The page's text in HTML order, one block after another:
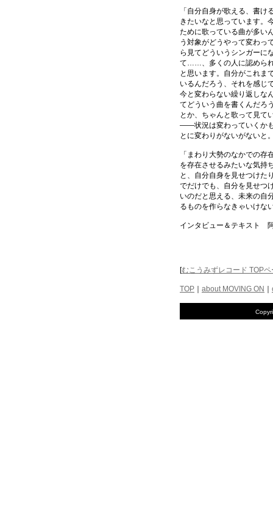
「自分自身が歌える、書
きたいなと思っています。
ために歌っている曲が多い
う対象がどうやって変わっ
ら見てどういうシンガーに
て……、多くの人に認めら
と思います。自分がこれま
いるんだろう、それを感
今と変わらない繰り返しな
てどういう曲を書くんだろ
とか、ちゃんと歌って見て
――状況は変わっていくか
とに変わりがないがないと
「まわり大勢のなかでの
を存在させるみたいな気持
と、自分自身を見せつけた
でだけでも、自分を見せつ
いのだと思える、未来の自
るものを作らなきゃいけな
インタビュー＆テキスト
[むこうみずレコード TOP
TOP about MOVING ON